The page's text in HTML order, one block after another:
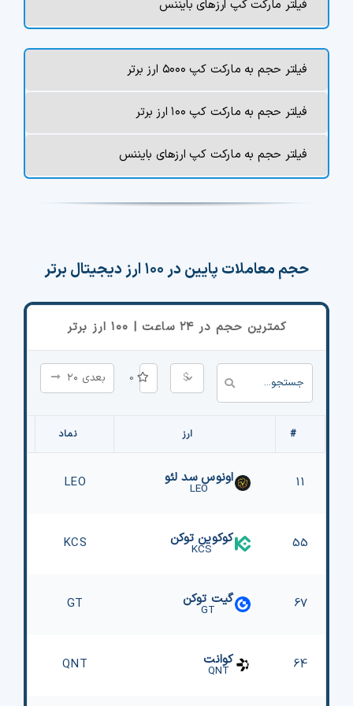
فیلتر مارکت کپ ارزهای بایننس
فیلتر حجم به مارکت کپ ۵۰۰۰ ارز برتر
فیلتر حجم به مارکت کپ ۱۰۰ ارز برتر
فیلتر حجم به مارکت کپ ارزهای بایننس
حجم معاملات پایین در ۱۰۰ ارز دیجیتال برتر
کمترین حجم در ۲۴ ساعت | ۱۰۰ ارز برتر
$
0 بعدی ۲۰
# ارز نماد
11 اونوس سد لئو
LEO
LEO
55 کوکوین توکن
KCS
KCS
67 گیت توکن
GT
GT
64 کوانت
QNT
QNT